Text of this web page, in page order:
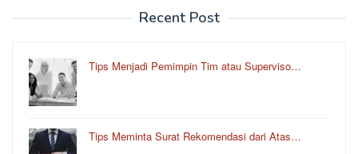
Recent Post
Tips Menjadi Pemimpin Tim atau Superviso…
Tips Meminta Surat Rekomendasi dari Atas…